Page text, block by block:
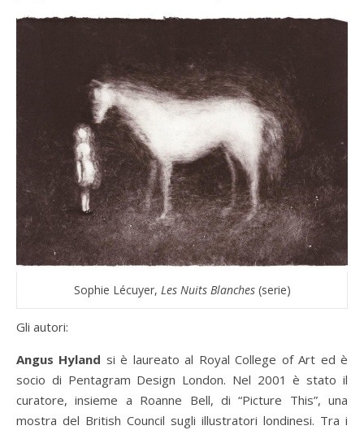
Sophie Lécuyer, Les Nuits Blanches(serie)
Gli autori:
Angus Hyland si è laureato al Royal College of Art ed è
socio di Pentagram Design London. Nel 2001 è stato il
curatore, insieme a Roanne Bell, di “Picture This”, una
mostra del British Council sugli illustratori londinesi. Tra i